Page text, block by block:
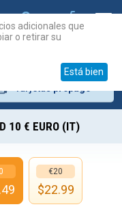
10 € EURO (IT)
€20
$22.99
adicionales que
o retirar su
Está bien